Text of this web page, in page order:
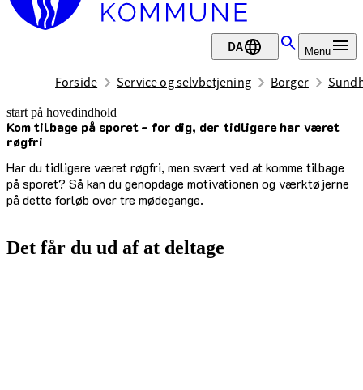
DA Menu
Forside Service og selvbetjening Borger
start på hovedindhold
Kom tilbage på sporet - for dig, der tidligere har været
røgfri
Har du tidligere været røgfri, men svært ved at komme tilbage
på sporet? Så kan du genopdage motivationen og værktøjerne
på dette forløb over tre mødegange.
senest opdateret 28. juli 2026
Det får du ud af at deltage